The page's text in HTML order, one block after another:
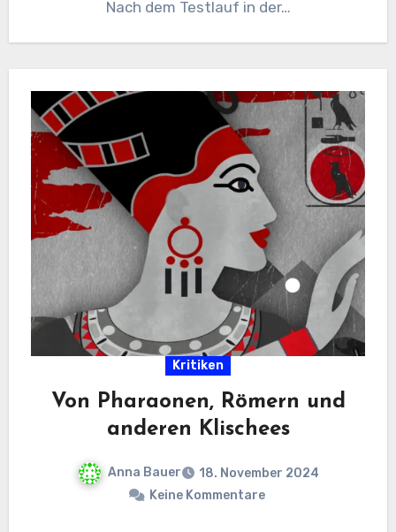
Nach dem Testlauf in der…
Kritiken
Von Pharaonen, Römern und
anderen Klischees
Anna Bauer
18. November 2024
Keine Kommentare